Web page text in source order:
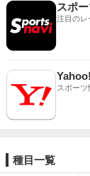
スポ
注目のレ
スポー
種目一覧